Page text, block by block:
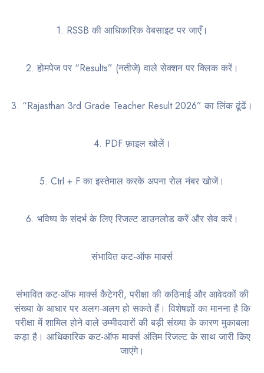
1. RSSB की आधिकारिक वेबसाइट पर जाएँ।
2. होमपेज पर “Results” (नतीजे) वाले सेक्शन पर क्लिक करें।
3. “Rajasthan 3rd Grade Teacher Result 2026” का लिंक ढूंढें।
4. PDF फ़ाइल खोलें।
5. Ctrl + F का इस्तेमाल करके अपना रोल नंबर खोजें।
6. भविष्य के संदर्भ के लिए रिजल्ट डाउनलोड करें और सेव करें।
संभावित कट-ऑफ मार्क्स
संभावित कट-ऑफ मार्क्स कैटेगरी, परीक्षा की कठिनाई और आवेदकों की
संख्या के आधार पर अलग-अलग हो सकते हैं। विशेषज्ञों का मानना ​​है कि
परीक्षा में शामिल होने वाले उम्मीदवारों की बड़ी संख्या के कारण मुकाबला
कड़ा है। आधिकारिक कट-ऑफ मार्क्स अंतिम रिजल्ट के साथ जारी किए
जाएंगे।